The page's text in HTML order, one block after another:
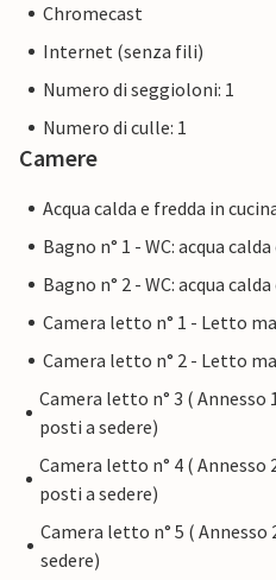
Chromecast
Internet (senza fili)
Numero di seggioloni: 1
Numero di culle: 1
Camere
Acqua calda e fredda in
Bagno n° 1 - WC: acqua
Bagno n° 2 - WC: acqua
Camera letto n° 1 - Letto
Camera letto n° 2 - Letto
Camera letto n° 3 (
posti a sedere)
Camera letto n° 4 (
posti a sedere)
Camera letto n° 5 (
sedere)